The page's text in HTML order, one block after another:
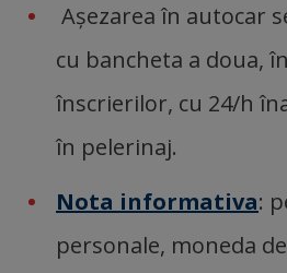
Așezarea în autocar
cu bancheta a doua,
înscrierilor, cu 24/h
în pelerinaj.
Nota informativa:
personale, moneda